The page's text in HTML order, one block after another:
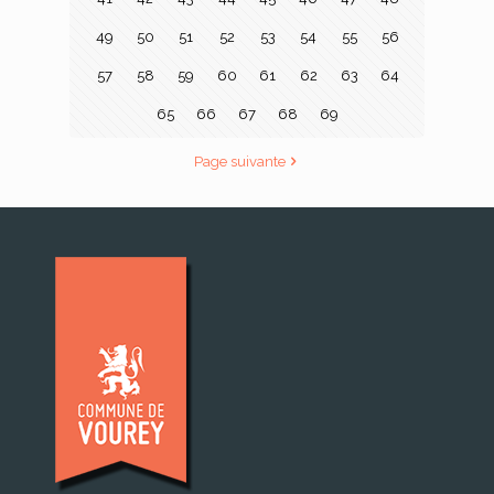
49 50 51 52 53 54 55 56
57 58 59 60 61 62 63 64
65 66 67 68 69
Page suivante